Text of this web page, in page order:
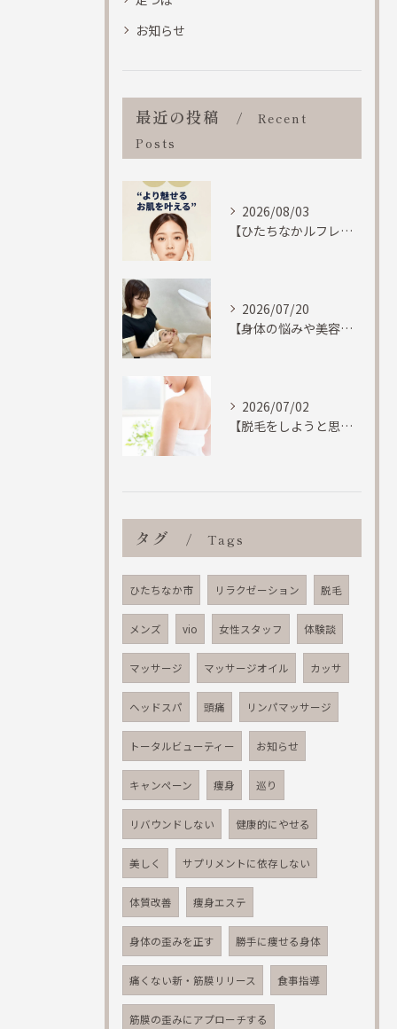
お知らせ
最近の投稿
Recent
Posts
2026/08/03
【ひたちなかルフレ！！身体のマッサージも致しますが、フェイシャルエステにも特化しています。】
2026/07/20
【身体の悩みや美容に関しての悩みに「寄り添います」ひたちなか市ルフレ】
2026/07/02
【脱毛をしようと思う基準って何で決めてますか？結果重視のひたちなかエステルフレで】
タグ Tags
ひたちなか市 リラクゼーション 脱毛
メンズ vio 女性スタッフ 体験談
マッサージ マッサージオイル カッサ
ヘッドスパ 頭痛 リンパマッサージ
トータルビューティー お知らせ
キャンペーン 痩身 巡り
リバウンドしない 健康的にやせる
美しく サプリメントに依存しない
体質改善 痩身エステ
身体の歪みを正す 勝手に痩せる身体
痛くない新・筋膜リリース 食事指導
筋膜の歪みにアプローチする